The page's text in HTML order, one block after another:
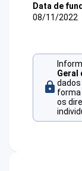
Data de
08/11/2022
Geral
forma
os